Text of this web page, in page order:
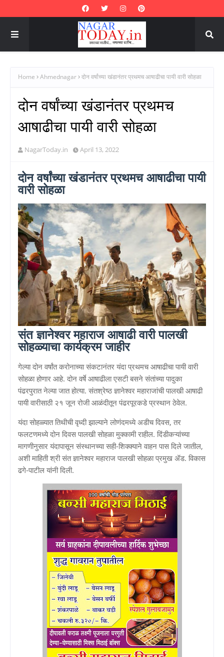
Home Ahmednagar दोन वर्षांच्या खंडानंतर प्रथमच आषाढीचा पायी वारी सोहळा
दोन वर्षांच्या खंडानंतर प्रथमच
आषाढीचा पायी वारी सोहळा
NagarToday.in April 13, 2022
दोन वर्षांच्या खंडानंतर प्रथमच आषाढीचा पायी
वारी सोहळा
संत ज्ञानेश्वर महाराज आषाढी वारी पालखी
सोहळ्याचा कार्यक्रम जाहीर
गेल्या दोन वर्षांत करोनाच्या संकटानंतर यंदा प्रथमच आषाढीचा पायी वारी
सोहळा होणार आहे. दोन वर्षे आषाढीला एसटी बसने संतांच्या पादुका
पंढरपुरात नेल्या जात होत्या. संतश्रेष्ठ ज्ञानेश्वर महाराजांची पालखी आषाढी
पायी वारीसाठी २१ जून रोजी आळंदीतून पंढरपूरकडे प्रस्थान ठेवेल.
यंदा सोहळ्यात तिथीची वृध्दी झाल्याने लोणंदमध्ये अडीच दिवस, तर
फलटणमध्ये दोन दिवस पालखी सोहळा मुक्कामी राहील. दिंडीकऱ्यांच्या
मागणीनुसार यंदापासून संस्थानच्या सही-शिक्क्याने वाहन पास दिले जातील,
अशी माहिती श्री संत ज्ञानेश्वर महाराज पालखी सोहळा प्रमुख ॲड. विकास
ढगे-पाटील यांनी दिली.